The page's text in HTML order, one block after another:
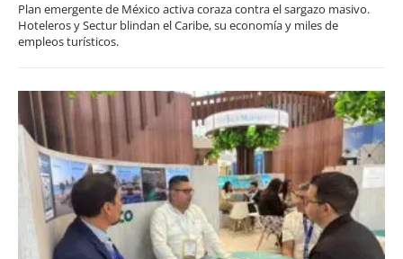
Plan emergente de México activa coraza contra el sargazo masivo.
Hoteleros y Sectur blindan el Caribe, su economía y miles de
empleos turísticos.